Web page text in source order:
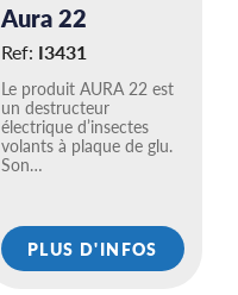
Aura 22
Ref: I3431
Le produit AURA 22 est
un destructeur
électrique d’insectes
volants à plaque de glu.
Son…
PLUS D'INFOS